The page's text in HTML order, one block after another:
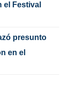
el Festival
presunto
en el